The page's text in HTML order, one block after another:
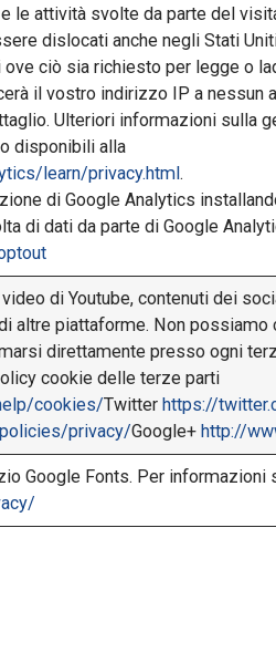
le attività svolte da parte del
dislocati anche negli Stati
ciò sia richiesto per legge o
il vostro indirizzo IP a nessun
Ulteriori informazioni sulla
disponibili alla
learn/privacy.html.
di Google Analytics
di dati da parte di Google
di Youtube, contenuti dei
altre piattaforme. Non
direttamente presso ogni
cookie delle terze parti
cookies/Twitter https://
privacy/Google+ http://
Google Fonts. Per informazioni